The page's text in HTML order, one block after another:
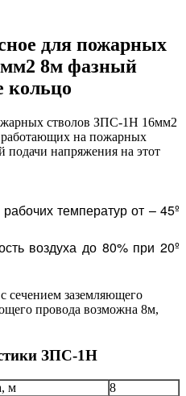
для пожарных
8м фазный
кольцо
стволов ЗПС-1Н 16мм2
работающих на пожарных
напряжения на этот
температур от – 45º
воздуха до 80% при 20º
сечением заземляющего
провода возможна 8м,
ЗПС-1Н
м
8